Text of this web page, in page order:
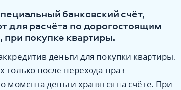
банковский счёт,
для расчёта по дорогостоящим
покупке квартиры.
деньги для покупки квартиры,
только после перехода прав
момента деньги хранятся на счёте. При